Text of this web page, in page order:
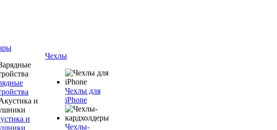
и
Чехлы
Чехлы для
iPhone
Чехлы-